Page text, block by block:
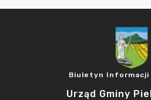
Biuletyn Informacji
Urząd Gminy